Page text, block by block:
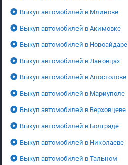
Выкуп автомобилей в Млинове
Выкуп автомобилей в Акимовке
Выкуп автомобилей в Новоайдаре
Выкуп автомобилей в Лановцах
Выкуп автомобилей в Апостолове
Выкуп автомобилей в Мариуполе
Выкуп автомобилей в Верховцеве
Выкуп автомобилей в Болграде
Выкуп автомобилей в Николаеве
Выкуп автомобилей в Тальном